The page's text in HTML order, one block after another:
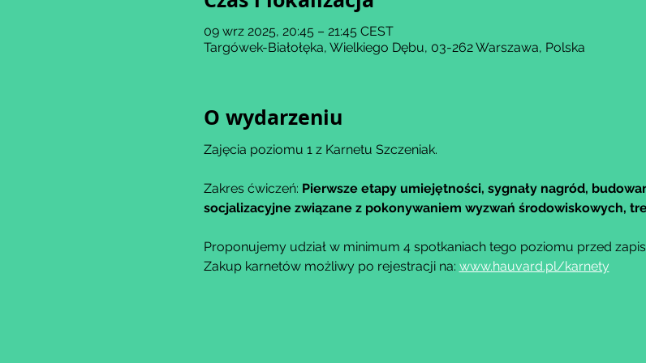
09 wrz 2025, 20:45 – 21:45 CEST
Targówek-Białołęka, Wielkiego Dębu, 03-262 Warszawa, Polska
O wydarzeniu
Zajęcia poziomu 1 z Karnetu Szczeniak.
Zakres ćwiczeń: Pierwsze etapy umiejętności, sygnały nagród,
socjalizacyjne związane z pokonywaniem wyzwań środowiskowych,
Proponujemy udział w minimum 4 spotkaniach tego poziomu przed
Zakup karnetów możliwy po rejestracji na: www.hauvard.pl/karnety